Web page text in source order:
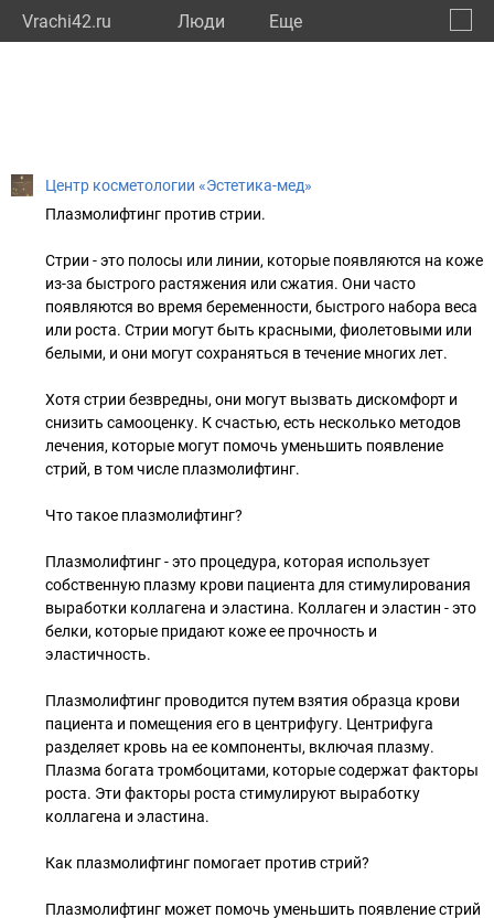
Vrachi42.ru Люди Eще
Центр косметологии «Эстетика-мед»
Плазмолифтинг против стрии.
Стрии - это полосы или линии, которые появляются на коже
из-за быстрого растяжения или сжатия. Они часто
появляются во время беременности, быстрого набора веса
или роста. Стрии могут быть красными, фиолетовыми или
белыми, и они могут сохраняться в течение многих лет.
Хотя стрии безвредны, они могут вызвать дискомфорт и
снизить самооценку. К счастью, есть несколько методов
лечения, которые могут помочь уменьшить появление
стрий, в том числе плазмолифтинг.
Что такое плазмолифтинг?
Плазмолифтинг - это процедура, которая использует
собственную плазму крови пациента для стимулирования
выработки коллагена и эластина. Коллаген и эластин - это
белки, которые придают коже ее прочность и
эластичность.
Плазмолифтинг проводится путем взятия образца крови
пациента и помещения его в центрифугу. Центрифуга
разделяет кровь на ее компоненты, включая плазму.
Плазма богата тромбоцитами, которые содержат факторы
роста. Эти факторы роста стимулируют выработку
коллагена и эластина.
Как плазмолифтинг помогает против стрий?
Плазмолифтинг может помочь уменьшить появление стрий